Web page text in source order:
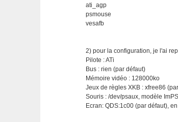
ati_agp
psmouse
vesafb
2) pour la configuration, je l'ai
Pilote : ATi
Bus : rien (par défaut)
Mémoire vidéo : 128000ko
Jeux de règles XKB : xfree86
Souris : /dev/psaux, modèle
Ecran: QDS:1c00 (par défaut),